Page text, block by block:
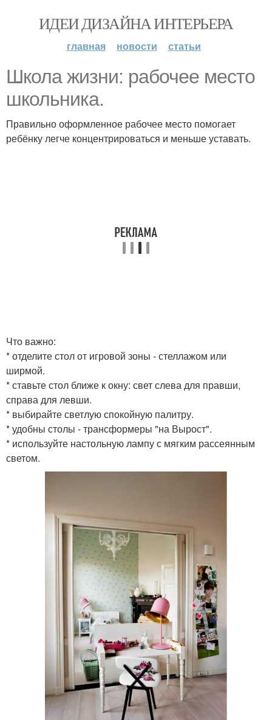
ИДЕИ ДИЗАЙНА ИНТЕРЬЕРА
главная новости статьи
Школа жизни: рабочее место
школьника.
Правильно оформленное рабочее место помогает
ребёнку легче концентрироваться и меньше уставать.
Что важно:
* отделите стол от игровой зоны - стеллажом или
ширмой.
* ставьте стол ближе к окну: свет слева для правши,
справа для левши.
* выбирайте светлую спокойную палитру.
* удобны столы - трансформеры "на Вырост".
* используйте настольную лампу с мягким рассеянным
светом.